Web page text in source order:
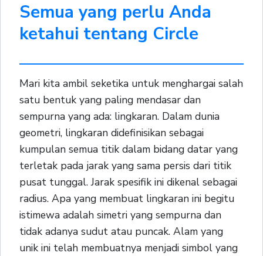
Semua yang perlu Anda
ketahui tentang Circle
Mari kita ambil seketika untuk menghargai salah
satu bentuk yang paling mendasar dan
sempurna yang ada: lingkaran. Dalam dunia
geometri, lingkaran didefinisikan sebagai
kumpulan semua titik dalam bidang datar yang
terletak pada jarak yang sama persis dari titik
pusat tunggal. Jarak spesifik ini dikenal sebagai
radius. Apa yang membuat lingkaran ini begitu
istimewa adalah simetri yang sempurna dan
tidak adanya sudut atau puncak. Alam yang
unik ini telah membuatnya menjadi simbol yang